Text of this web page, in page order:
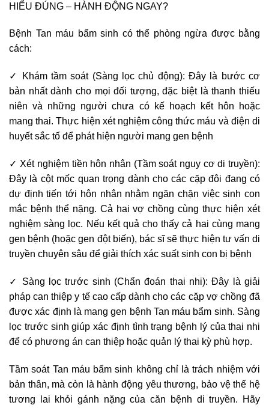
HIỂU ĐÚNG – HÀNH ĐỘNG NGAY?
Bệnh Tan máu bẩm sinh có thể phòng ngừa được bằng
cách:
✓ Khám tầm soát (Sàng lọc chủ động): Đây là bước cơ
bản nhất dành cho mọi đối tượng, đặc biệt là thanh thiếu
niên và những người chưa có kế hoạch kết hôn hoặc
mang thai. Thực hiện xét nghiệm công thức máu và điện di
huyết sắc tố để phát hiện người mang gen bệnh
✓ Xét nghiệm tiền hôn nhân (Tầm soát nguy cơ di truyền):
Đây là cột mốc quan trọng dành cho các cặp đôi đang có
dự định tiến tới hôn nhân nhằm ngăn chặn việc sinh con
mắc bệnh thể nặng. Cả hai vợ chồng cùng thực hiện xét
nghiệm sàng lọc. Nếu kết quả cho thấy cả hai cùng mang
gen bệnh (hoặc gen đột biến), bác sĩ sẽ thực hiện tư vấn di
truyền chuyên sâu để giải thích xác suất sinh con bị bệnh
✓ Sàng lọc trước sinh (Chẩn đoán thai nhi): Đây là giải
pháp can thiệp y tế cao cấp dành cho các cặp vợ chồng đã
được xác định là mang gen bệnh Tan máu bẩm sinh. Sàng
lọc trước sinh giúp xác định tình trạng bệnh lý của thai nhi
để có phương án can thiệp hoặc quản lý thai kỳ phù hợp.
Tầm soát Tan máu bẩm sinh không chỉ là trách nhiệm với
bản thân, mà còn là hành động yêu thương, bảo vệ thế hệ
tương lai khỏi gánh nặng của căn bệnh di truyền. Hãy